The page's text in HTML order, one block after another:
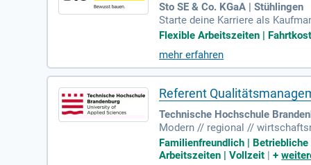
Sto SE & Co. KGaA | Stühlingen
Starte deine Karriere als
nd möchtest den Erfolg von
Du lernst die Grundlagen der
fang an aktiv im Tagesgeschäft
in mittlerer Bildungsabschluss
Flexible Arbeitszeiten |
mehr erfahren
Referent
Technische Hochschule
Modern // regional //
Studierenden in 24
Familienfreundlich |
Arbeitszeiten | Vollzeit |+